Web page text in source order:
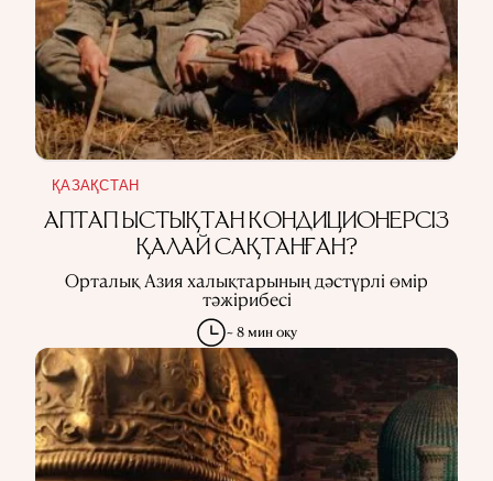
ҚАЗАҚСТАН
АПТАП ЫСТЫҚТАН КОНДИЦИОНЕРСІЗ
ҚАЛАЙ САҚТАНҒАН?
Орталық Азия халықтарының дәстүрлі өмір
тәжірибесі
~ 8 мин оқу